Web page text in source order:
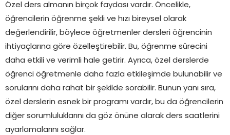
Özel ders almanın birçok faydası vardır. Öncelikle,
öğrencilerin öğrenme şekli ve hızı bireysel olarak
değerlendirilir, böylece öğretmenler dersleri öğrencinin
ihtiyaçlarına göre özelleştirebilir. Bu, öğrenme sürecini
daha etkili ve verimli hale getirir. Ayrıca, özel derslerde
öğrenci öğretmenle daha fazla etkileşimde bulunabilir ve
sorularını daha rahat bir şekilde sorabilir. Bunun yanı sıra,
özel derslerin esnek bir programı vardır, bu da öğrencilerin
diğer sorumluluklarını da göz önüne alarak ders saatlerini
ayarlamalarını sağlar.